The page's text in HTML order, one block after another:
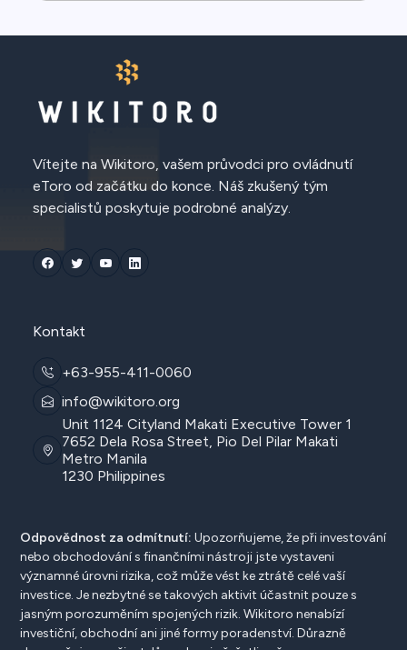
Vítejte na Wikitoro, vašem průvodci pro ovládnutí
eToro od začátku do konce. Náš zkušený tým
specialistů poskytuje podrobné analýzy.
Kontakt
+63-955-411-0060
info@wikitoro.org
Unit 1124 Cityland Makati Executive Tower 1
7652 Dela Rosa Street, Pio Del Pilar Makati
Metro Manila
1230 Philippines
Odpovědnost za odmítnutí: Upozorňujeme, že při investování
nebo obchodování s finančními nástroji jste vystaveni
významné úrovni rizika, což může vést ke ztrátě celé vaší
investice. Je nezbytné se takových aktivit účastnit pouze s
jasným porozuměním spojených rizik. Wikitoro nenabízí
investiční, obchodní ani jiné formy poradenství. Důrazně